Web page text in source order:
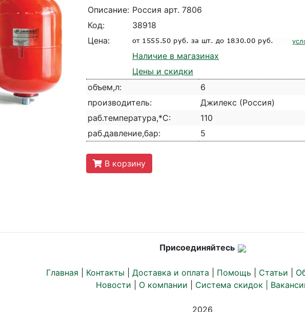
Описание: Россия арт. 7806
Код:
38918
Цена:
Наличие в магазинах
Цены и скидки
объем,л:
6
производитель:
Джилекс (Россия)
раб.температура,*С:
110
раб.давление,бар:
5
В корзину
Присоединяйтесь
Главная Контакты Доставка и оплата Помощь Статьи
Новости
О компании Система скидок |
2026